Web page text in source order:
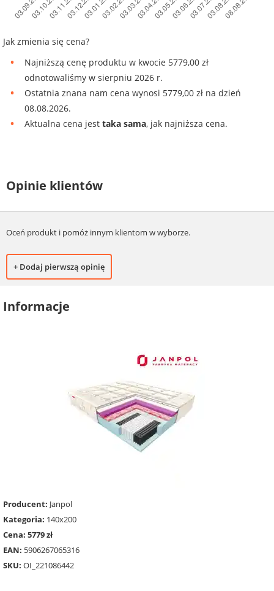
Jak zmienia się cena?
Najniższą cenę produktu w kwocie 5779,00 zł
odnotowaliśmy w sierpniu 2026 r.
Ostatnia znana nam cena wynosi 5779,00 zł na dzień
08.08.2026.
Aktualna cena jest taka sama, jak najniższa cena.
Opinie klientów
Oceń produkt i pomóż innym klientom w wyborze.
+ Dodaj pierwszą opinię
Informacje
Producent: Janpol
Kategoria: 140x200
Cena: 5779 zł
EAN: 5906267065316
SKU: OI_221086442